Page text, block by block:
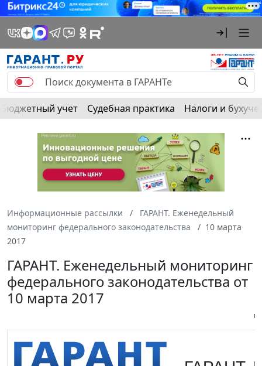
Бюджетный учет Судебная практика Налоги и
Информационные рассылки
ГАРАНТ. Еженедельный
мониторинг федерального законодательства
10 марта
2017
ГАРАНТ. Еженедельный мониторинг
федерального законодательства от
10 марта 2017